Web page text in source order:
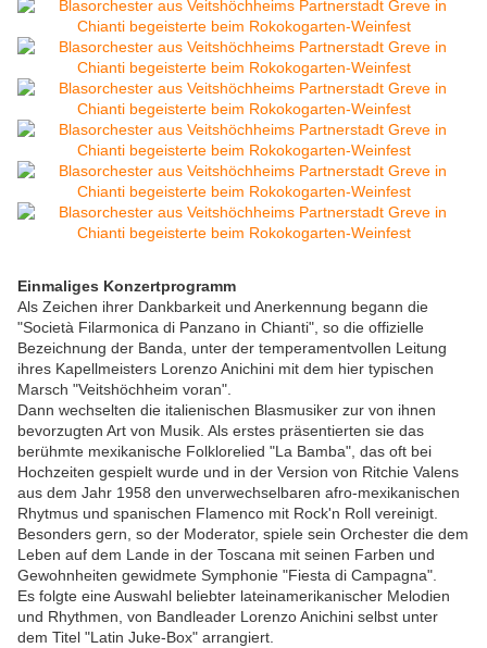
Einmaliges Konzertprogramm
Als Zeichen ihrer Dankbarkeit und Anerkennung begann die
"Società Filarmonica di Panzano in Chianti", so die offizielle
Bezeichnung der Banda, unter der temperamentvollen Leitung
ihres Kapellmeisters Lorenzo Anichini mit dem hier typischen
Marsch "Veitshöchheim voran".
Dann wechselten die italienischen Blasmusiker zur von ihnen
bevorzugten Art von Musik. Als erstes präsentierten sie das
berühmte mexikanische Folklorelied "La Bamba", das oft bei
Hochzeiten gespielt wurde und in der Version von Ritchie Valens
aus dem Jahr 1958 den unverwechselbaren afro-mexikanischen
Rhytmus und spanischen Flamenco mit Rock'n Roll vereinigt.
Besonders gern, so der Moderator, spiele sein Orchester die dem
Leben auf dem Lande in der Toscana mit seinen Farben und
Gewohnheiten gewidmete Symphonie "Fiesta di Campagna".
Es folgte eine Auswahl beliebter lateinamerikanischer Melodien
und Rhythmen, von Bandleader Lorenzo Anichini selbst unter
dem Titel "Latin Juke-Box" arrangiert.